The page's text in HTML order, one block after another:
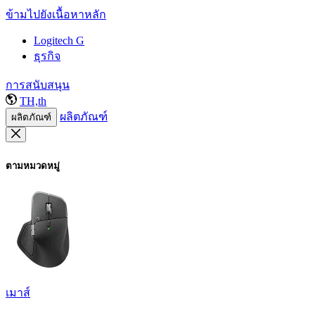
ข้ามไปยังเนื้อหาหลัก
Logitech G
ธุรกิจ
การสนับสนุน
TH,th
ผลิตภัณฑ์ ผลิตภัณฑ์
ตามหมวดหมู่
เมาส์